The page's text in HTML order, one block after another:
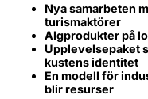
Nya samarbeten
turismaktörer
Algprodukter på
Upplevelsepaket
kustens identitet
En modell för
blir resurser